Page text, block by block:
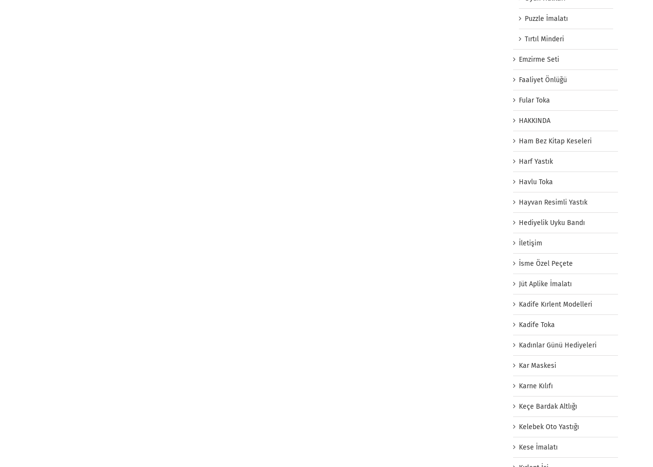
Puzzle İmalatı
Tırtıl Minderi
Emzirme Seti
Faaliyet Önlüğü
Fular Toka
HAKKINDA
Ham Bez Kitap Keseleri
Harf Yastık
Havlu Toka
Hayvan Resimli Yastık
Hediyelik Uyku Bandı
İletişim
İsme Özel Peçete
Jüt Aplike İmalatı
Kadife Kırlent Modelleri
Kadife Toka
Kadınlar Günü Hediyeleri
Kar Maskesi
Karne Kılıfı
Keçe Bardak Altlığı
Kelebek Oto Yastığı
Kese İmalatı